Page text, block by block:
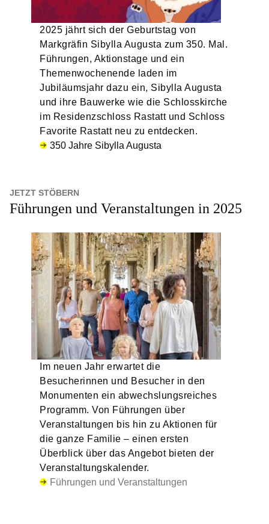
2025 jährt sich der Geburtstag von
Markgräfin Sibylla Augusta zum 350. Mal.
Führungen, Aktionstage und ein
Themenwochenende laden im
Jubiläumsjahr dazu ein, Sibylla Augusta
und ihre Bauwerke wie die Schlosskirche
im Residenzschloss Rastatt und Schloss
Favorite Rastatt neu zu entdecken.
350 Jahre Sibylla Augusta
JETZT STÖBERN
Führungen und Veranstaltungen in 2025
Im neuen Jahr erwartet die
Besucherinnen und Besucher in den
Monumenten ein abwechslungsreiches
Programm. Von Führungen über
Veranstaltungen bis hin zu Aktionen für
die ganze Familie – einen ersten
Überblick über das Angebot bieten der
Veranstaltungskalender.
Führungen und Veranstaltungen